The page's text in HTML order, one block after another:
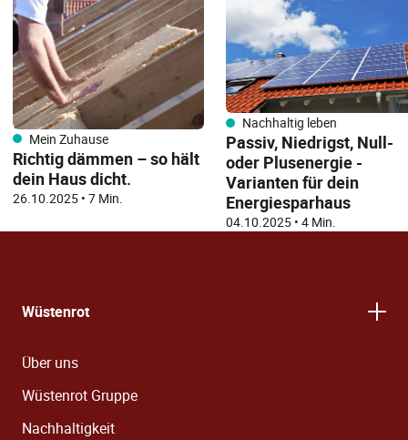
Mein Zuhause
Richtig dämmen – so hält
dein Haus dicht.
26.10.2025• 7 Min.
Nachhaltig leben
Passiv, Niedrigst, Null-
oder Plusenergie -
Varianten für dein
Energiesparhaus
04.10.2025 • 4 Min.
Wüstenrot
Über uns
Wüstenrot Gruppe
Nachhaltigkeit